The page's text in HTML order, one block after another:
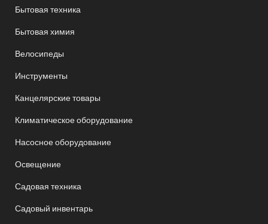
Бытовая техника
Бытовая химия
Велосипеды
Инструменты
Канцелярские товары
Климатическое оборудование
Насосное оборудование
Освещение
Садовая техника
Садовый инвентарь